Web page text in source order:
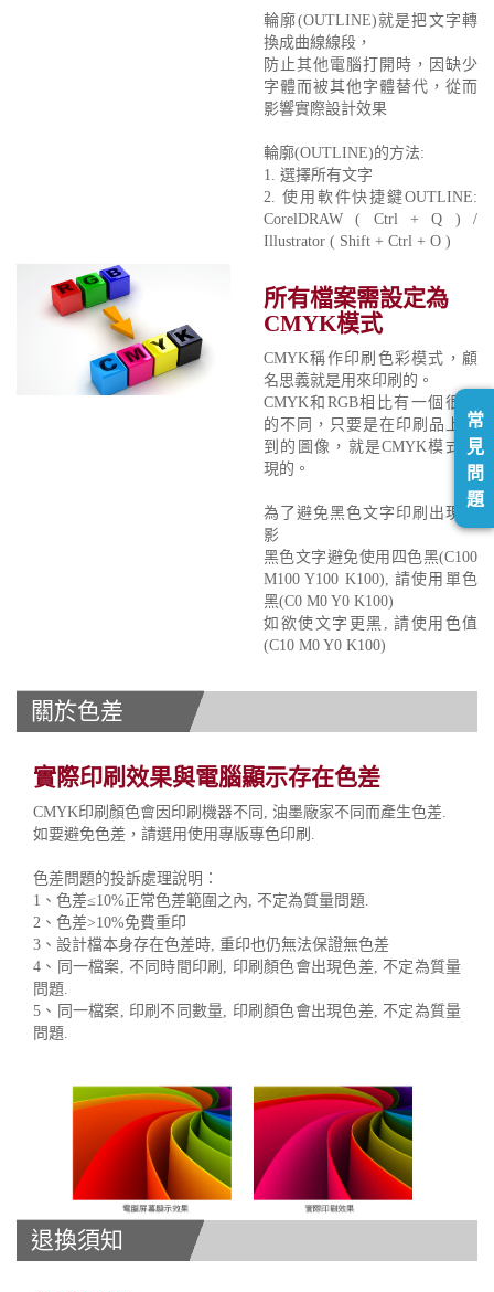
輪廓(OUTLINE)就是把文字轉
換成曲線線段，
防止其他電腦打開時，因缺少
字體而被其他字體替代，從而
影響實際設計效果
輪廓(OUTLINE)的方法:
1. 選擇所有文字
2. 使用軟件快捷鍵OUTLINE:
CorelDRAW ( Ctrl + Q ) /
Illustrator ( Shift + Ctrl + O )
所有檔案需設定為
CMYK模式
CMYK稱作印刷色彩模式，顧
名思義就是用來印刷的。
CMYK和RGB相比有一個很大
的不同，只要是在印刷品上看
到的圖像，就是CMYK模式表
現的。
為了避免黑色文字印刷出現重
影
黑色文字避免使用四色黑(C100
M100 Y100 K100), 請使用單色
黑(C0 M0 Y0 K100)
如欲使文字更黑, 請使用色值
(C10 M0 Y0 K100)
關於色差
實際印刷效果與電腦顯示存在色差
CMYK印刷顏色會因印刷機器不同, 油墨廠家不同而產生色差.
如要避免色差，請選用使用專版專色印刷.
色差問題的投訴處理說明：
1、色差≤10%正常色差範圍之內, 不定為質量問題.
2、色差>10%免費重印
3、設計檔本身存在色差時, 重印也仍無法保證無色差
4、同一檔案, 不同時間印刷, 印刷顏色會出現色差, 不定為質量
問題.
5、同一檔案, 印刷不同數量, 印刷顏色會出現色差, 不定為質量
問題.
退換須知
常
見
問
題